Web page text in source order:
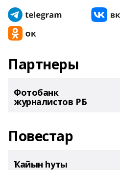
Партнеры
Фотобанк
журналистов РБ
Повестар
Ҡайын һуты